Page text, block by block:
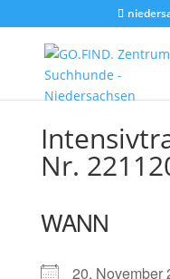
Nr.
WANN
20. November